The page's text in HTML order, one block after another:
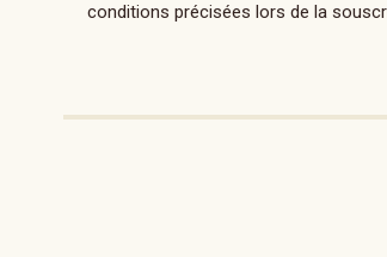
conditions précisées lors de la